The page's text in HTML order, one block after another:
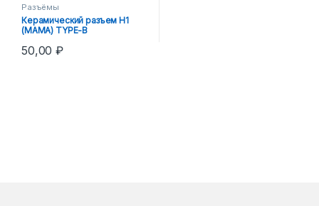
Разъёмы
Керамический разъем Н1
(МАМА) TYPE-B
50,00₽